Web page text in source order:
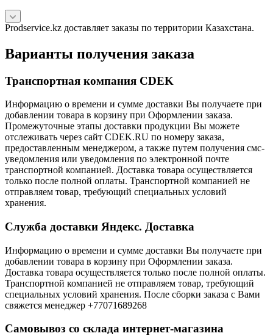
Prodservice.kz доставляет заказы по территории Казахстана.
Варианты получения заказа
Транспортная компания CDEK
Информацию о времени и сумме доставки Вы получаете при
добавлении товара в корзину при Оформлении заказа.
Промежуточные этапы доставки продукции Вы можете
отслеживать через сайт CDEK.RU по номеру заказа,
предоставленным менеджером, а также путем получения смс-
уведомления или уведомления по электронной почте
транспортной компанией. Доставка товара осуществляется
только после полной оплаты. Транспортной компанией не
отправляем товар, требующий специальных условий
хранения.
Служба доставки Яндекс. Доставка
Информацию о времени и сумме доставки Вы получаете при
добавлении товара в корзину при Оформлении заказа.
Доставка товара осуществляется только после полной оплаты.
Транспортной компанией не отправляем товар, требующий
специальных условий хранения. После сборки заказа с Вами
свяжется менеджер +77071689268
Самовывоз со склада интернет-магазина